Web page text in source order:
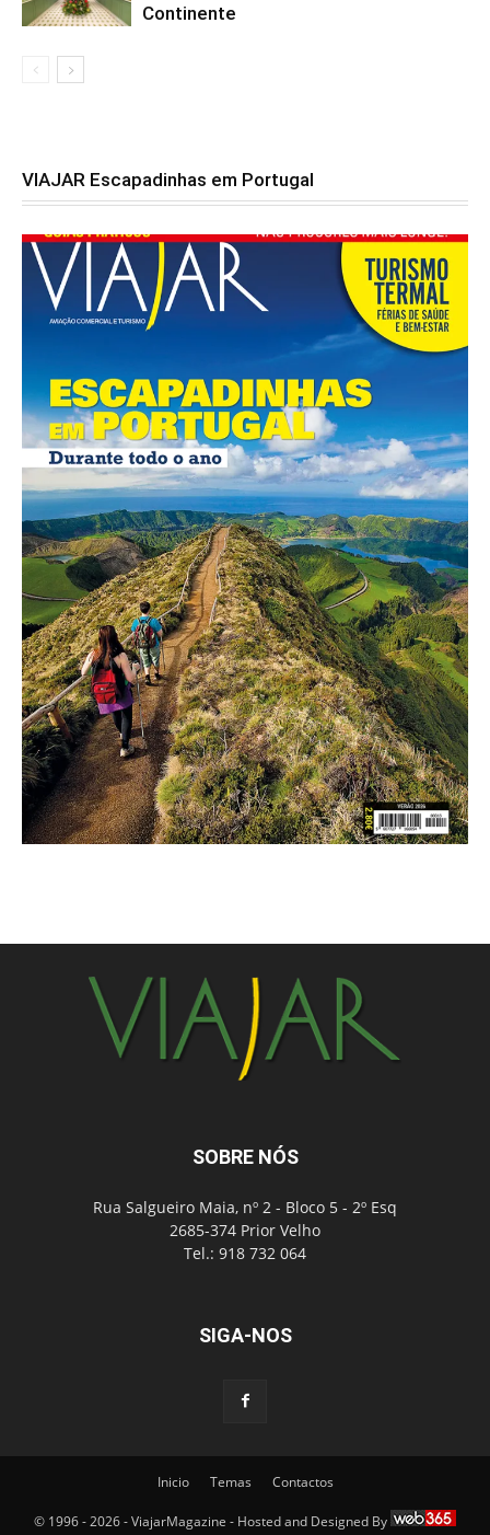
Continente
VIAJAR Escapadinhas em Portugal
SOBRE NÓS
Rua Salgueiro Maia, nº 2 - Bloco 5 - 2º Esq
2685-374 Prior Velho
Tel.: 918 732 064
SIGA-NOS
Inicio Temas Contactos
© 1996 - 2026 - ViajarMagazine - Hosted and Designed By